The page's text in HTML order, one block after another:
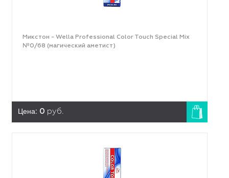
Микстон - Wella Professional Color Touch Special Mix
№0/68 (магический аметист)
Цена: 0 руб.